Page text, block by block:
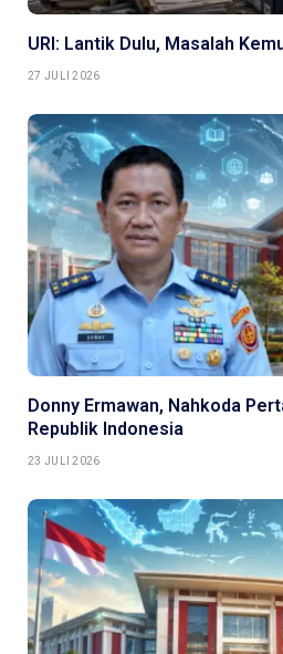
URI: Lantik Dulu, Masalah
27 JULI 2026
Donny Ermawan, Nahkoda
Republik Indonesia
23 JULI 2026